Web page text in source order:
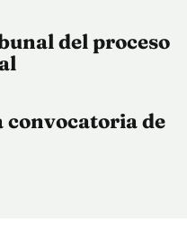
del proceso
convocatoria de